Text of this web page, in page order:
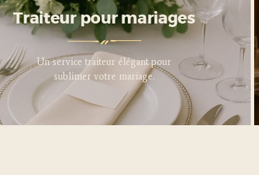
Traiteur pour entreprises
Service traiteur professionnel
pour sublimer vos événements
d’entreprise.
LEARN MORE
Traiteur pour mariages
Un service traiteur élégant pour
sublimer votre mariage.